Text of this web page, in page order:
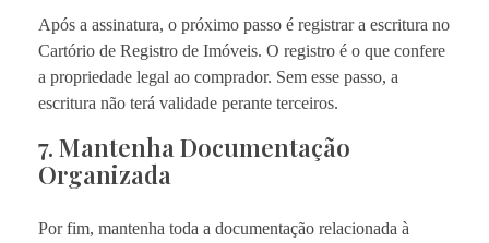
Após a assinatura, o próximo passo é registrar a escritura no
Cartório de Registro de Imóveis. O registro é o que confere
a propriedade legal ao comprador. Sem esse passo, a
escritura não terá validade perante terceiros.
7. Mantenha Documentação
Organizada
Por fim, mantenha toda a documentação relacionada à